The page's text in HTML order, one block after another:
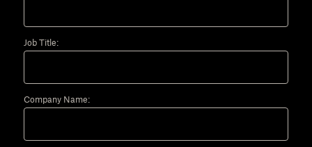
Job Title:
Company Name: